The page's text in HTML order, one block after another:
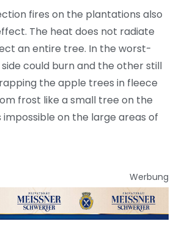
fires on the plantations also
The heat does not radiate
an entire tree. In the worst-
could burn and the other still
the apple trees in fleece
frost like a small tree on the
on the large areas of
Werbung